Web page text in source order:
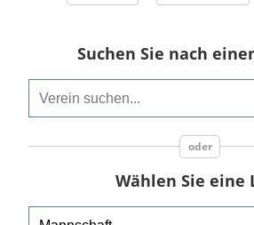
Suchen Sie nach
Wählen Sie eine